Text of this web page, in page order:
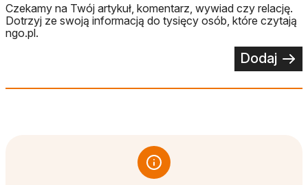
Czekamy na Twój artykuł, komentarz, wywiad czy relację.
Dotrzyj ze swoją informacją do tysięcy osób, które czytają
ngo.pl.
Dodaj